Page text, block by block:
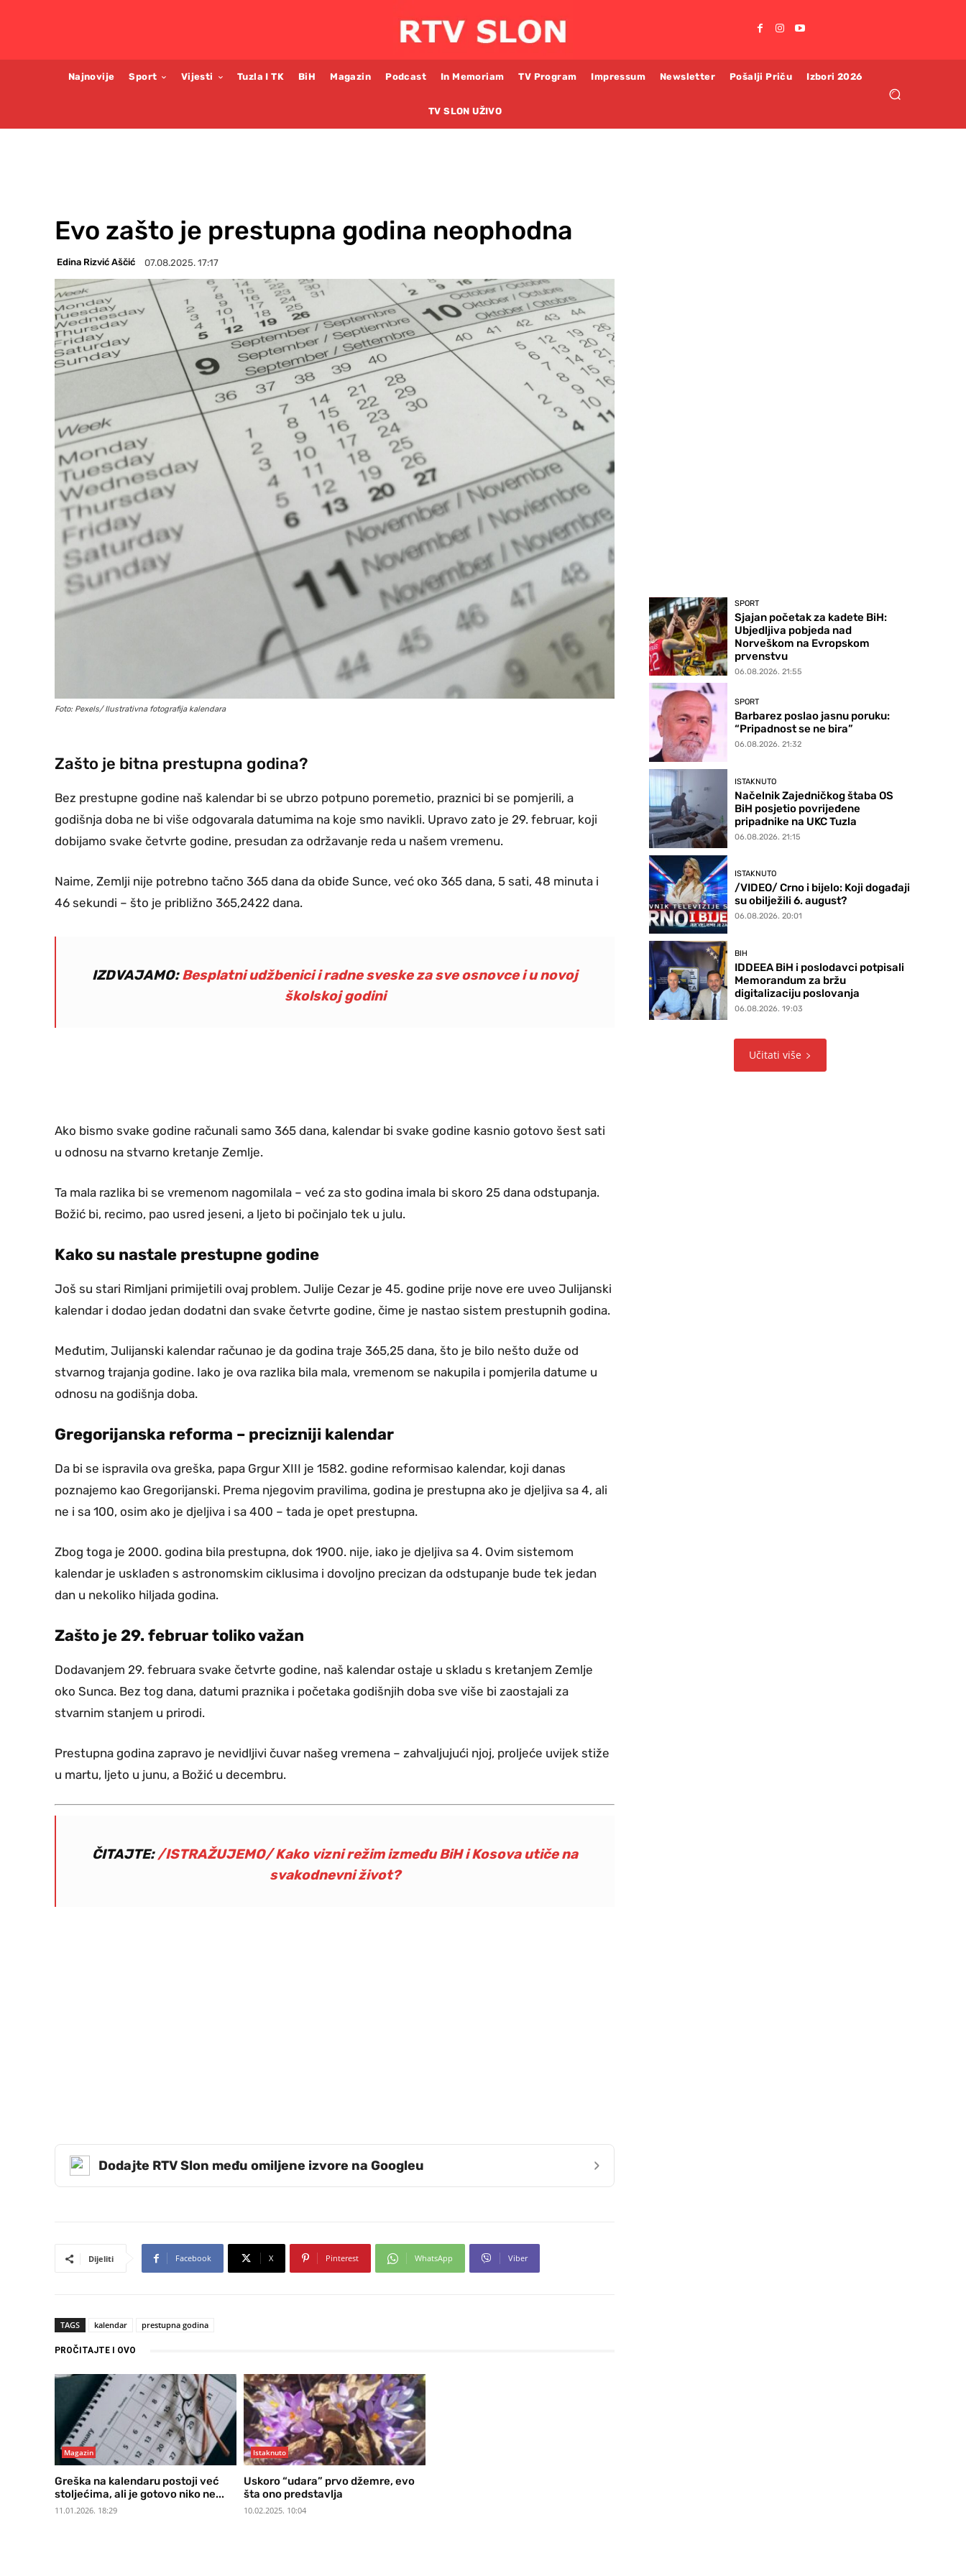
Najnovije Sport Vijesti Tuzla I TK BiH Magazin Podcast In Memoriam TV Program Impressum Newsletter Pošalji Priču Izbori 2026
TV SLON UŽIVO
Evo zašto je prestupna godina neophodna
Edina Rizvić Aščić 07.08.2025. 17:17
Foto: Pexels/ Ilustrativna fotografija kalendara
Zašto je bitna prestupna godina?
Bez prestupne godine naš kalendar bi se ubrzo potpuno poremetio, praznici bi se pomjerili, a
godišnja doba ne bi više odgovarala datumima na koje smo navikli. Upravo zato je 29. februar, koji
dobijamo svake četvrte godine, presudan za održavanje reda u našem vremenu.
Naime, Zemlji nije potrebno tačno 365 dana da obiđe Sunce, već oko 365 dana, 5 sati, 48 minuta i
46 sekundi – što je približno 365,2422 dana.
IZDVAJAMO:Besplatni udžbenici i radne sveske za sve osnovce i u novoj
školskoj godini
Ako bismo svake godine računali samo 365 dana, kalendar bi svake godine kasnio gotovo šest sati
u odnosu na stvarno kretanje Zemlje.
Ta mala razlika bi se vremenom nagomilala – već za sto godina imala bi skoro 25 dana odstupanja.
Božić bi, recimo, pao usred jeseni, a ljeto bi počinjalo tek u julu.
Kako su nastale prestupne godine
Još su stari Rimljani primijetili ovaj problem. Julije Cezar je 45. godine prije nove ere uveo Julijanski
kalendar i dodao jedan dodatni dan svake četvrte godine, čime je nastao sistem prestupnih godina.
Međutim, Julijanski kalendar računao je da godina traje 365,25 dana, što je bilo nešto duže od
stvarnog trajanja godine. Iako je ova razlika bila mala, vremenom se nakupila i pomjerila datume u
odnosu na godišnja doba.
Gregorijanska reforma – precizniji kalendar
Da bi se ispravila ova greška, papa Grgur XIII je 1582. godine reformisao kalendar, koji danas
poznajemo kao Gregorijanski. Prema njegovim pravilima, godina je prestupna ako je djeljiva sa 4, ali
ne i sa 100, osim ako je djeljiva i sa 400 – tada je opet prestupna.
Zbog toga je 2000. godina bila prestupna, dok 1900. nije, iako je djeljiva sa 4. Ovim sistemom
kalendar je usklađen s astronomskim ciklusima i dovoljno precizan da odstupanje bude tek jedan
dan u nekoliko hiljada godina.
Zašto je 29. februar toliko važan
Dodavanjem 29. februara svake četvrte godine, naš kalendar ostaje u skladu s kretanjem Zemlje
oko Sunca. Bez tog dana, datumi praznika i početaka godišnjih doba sve više bi zaostajali za
stvarnim stanjem u prirodi.
Prestupna godina zapravo je nevidljivi čuvar našeg vremena – zahvaljujući njoj, proljeće uvijek stiže
u martu, ljeto u junu, a Božić u decembru.
ČITAJTE:/ISTRAŽUJEMO/ Kako vizni režim između BiH i Kosova utiče na
svakodnevni život?
Dodajte RTV Slon među omiljene izvore na Googleu ›
Dijeliti Facebook X Pinterest WhatsApp Viber
TAGS kalendar prestupna godina
PROČITAJTE I OVO
Magazin
Greška na kalendaru postoji već
stoljećima, ali je gotovo niko ne...
11.01.2026. 18:29
Istaknuto
Uskoro “udara” prvo džemre, evo
šta ono predstavlja
10.02.2025. 10:04
SPORT
Sjajan početak za kadete BiH:
Ubjedljiva pobjeda nad
Norveškom na Evropskom
prvenstvu
06.08.2026. 21:55
SPORT
Barbarez poslao jasnu poruku:
“Pripadnost se ne bira”
06.08.2026. 21:32
ISTAKNUTO
Načelnik Zajedničkog štaba OS
BiH posjetio povrijeđene
pripadnike na UKC Tuzla
06.08.2026. 21:15
ISTAKNUTO
/VIDEO/ Crno i bijelo: Koji događaji
su obilježili 6. august?
06.08.2026. 20:01
BIH
IDDEEA BiH i poslodavci potpisali
Memorandum za bržu
digitalizaciju poslovanja
06.08.2026. 19:03
Učitati više